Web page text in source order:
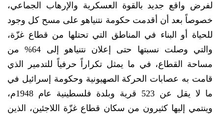
لفرض واقع جديد بالقوة العسكرية والإرهاب الجماعي،
خصوصاً بعد أن أقدمت حكومة نتنياهو على مسح كل وجود
للحياة أو البناء في المناطق التي تحتلها من قطاع غزّة،
والتي وصلت نسبتها حتى إعلان نتنياهو إلى 64% من
مساحة القطاع، في ما يمثل تكراراً حرفياً للتدمير الذي
قامت به عصابات الحركة الصهيونية وحكومة إسرائيل في
ما لا يقل عن 523 قرية وبلدة فلسطينية عام 1948م،
وينتمي إليها كثيرون من سكان قطاع غزّة اللاجئين، الذين